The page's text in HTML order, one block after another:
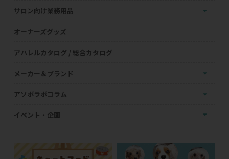
サロン向け業務用品
オーナーズグッズ
アパレルカタログ / 総合カタログ
メーカー＆ブランド
アソボラボコラム
イベント・企画